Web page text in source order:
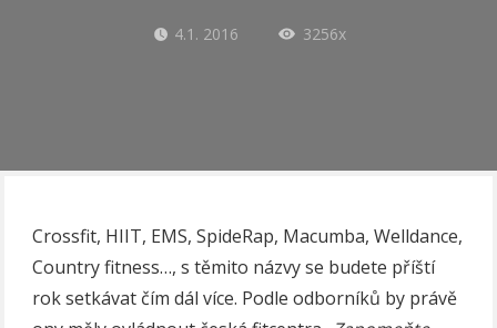
4.1. 2016 3256x
Crossfit, HIIT, EMS, SpideRap, Macumba, Welldance,
Country fitness…, s těmito názvy se budete příští
rok setkávat čím dál více. Podle odborníků by právě